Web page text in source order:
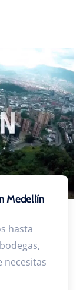
Medellín
hasta
necesitas